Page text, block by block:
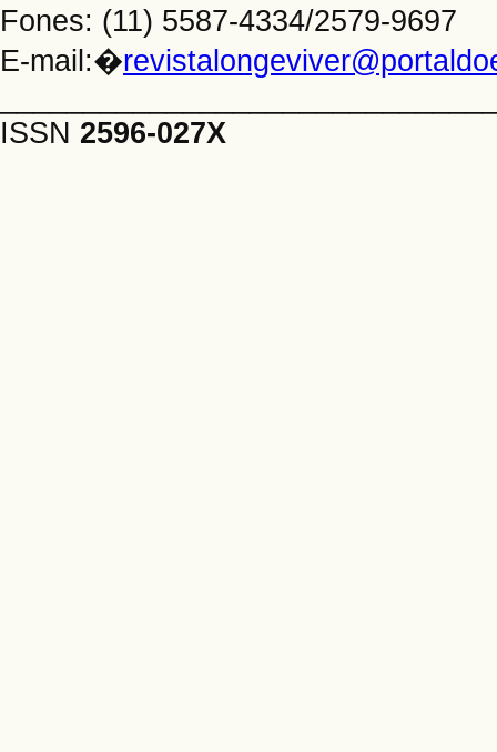
Fones: (11) 5587-4334/2579-9697
E-mail:�
ISSN 2596-027X